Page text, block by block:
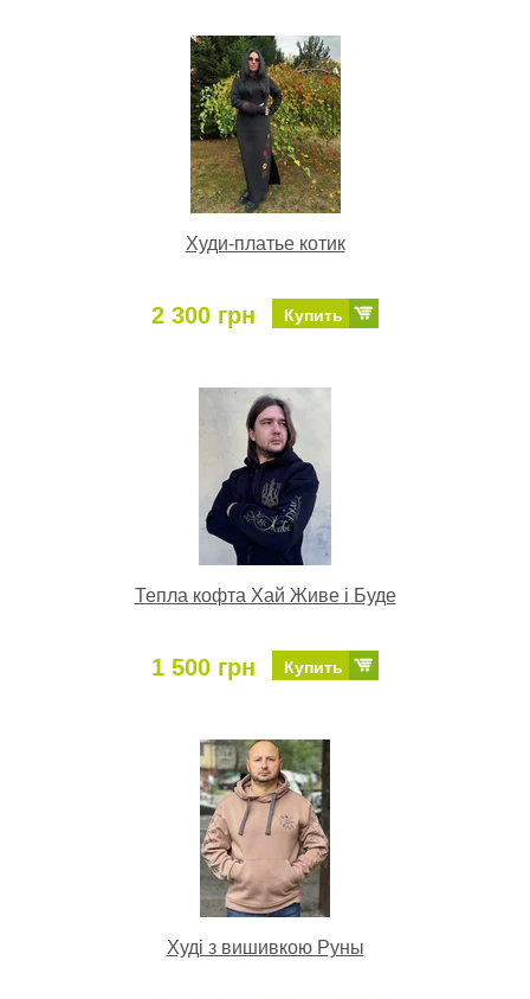
Худи-платье котик
2 300 грн Купить
Тепла кофта Хай Живе і Буде
1 500 грн Купить
Худі з вишивкою Руны